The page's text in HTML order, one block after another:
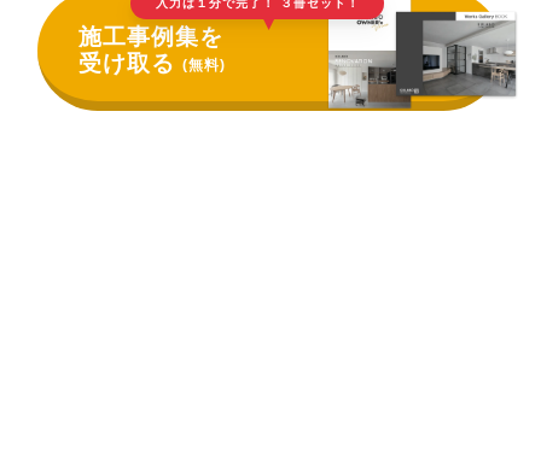
▲
施工事例集を
受け取る(無料)